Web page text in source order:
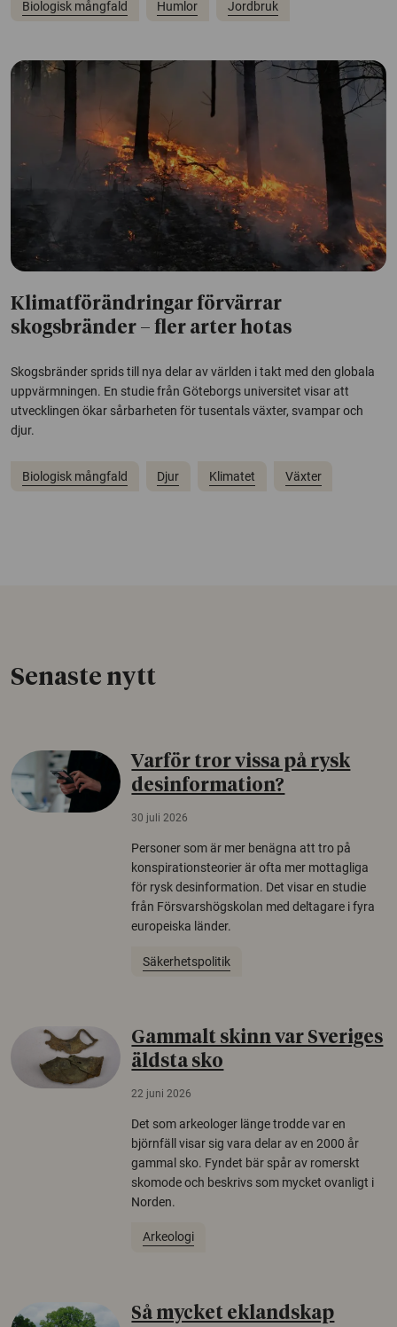
Biologisk mångfald Humlor Jordbruk
Klimatförändringar förvärrar
skogsbränder – fler arter hotas
Skogsbränder sprids till nya delar av världen i takt med den globala
uppvärmningen. En studie från Göteborgs universitet visar att
utvecklingen ökar sårbarheten för tusentals växter, svampar och
djur.
Biologisk mångfald Djur Klimatet Växter
Senaste nytt
Varför tror vissa på rysk
desinformation?
30 juli 2026
Personer som är mer benägna att tro på
konspirationsteorier är ofta mer mottagliga
för rysk desinformation. Det visar en studie
från Försvarshögskolan med deltagare i fyra
europeiska länder.
Säkerhetspolitik
Gammalt skinn var Sveriges
äldsta sko
22 juni 2026
Det som arkeologer länge trodde var en
björnfäll visar sig vara delar av en 2000 år
gammal sko. Fyndet bär spår av romerskt
skomode och beskrivs som mycket ovanligt i
Norden.
Arkeologi
Så mycket eklandskap